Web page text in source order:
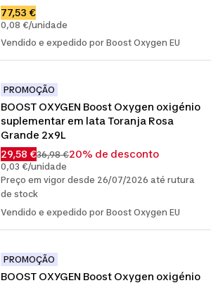
77,53 €
0,08 €/unidade
Vendido e expedido por Boost Oxygen EU
PROMOÇÃO
BOOST OXYGEN Boost Oxygen oxigénio
suplementar em lata Toranja Rosa
Grande 2x9L
29,58 €36,98 €20% de desconto
0,03 €/unidade
Preço em vigor desde 26/07/2026 até rutura
de stock
Vendido e expedido por Boost Oxygen EU
PROMOÇÃO
BOOST OXYGEN Boost Oxygen oxigénio